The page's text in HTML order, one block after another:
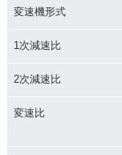
変速機形式
1次減速比
2次減速比
変速比